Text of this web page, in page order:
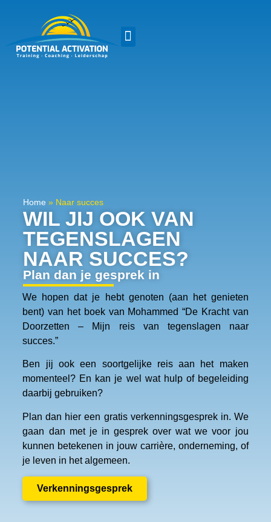
Home » Naar succes
WIL JIJ OOK VAN
TEGENSLAGEN
NAAR SUCCES?
Plan dan je gesprek in
We hopen dat je hebt genoten (aan het genieten
bent) van het boek van Mohammed “De Kracht van
Doorzetten – Mijn reis van tegenslagen naar
succes.”
Ben jij ook een soortgelijke reis aan het maken
momenteel? En kan je wel wat hulp of begeleiding
daarbij gebruiken?
Plan dan hier een gratis verkenningsgesprek in. We
gaan dan met je in gesprek over wat we voor jou
kunnen betekenen in jouw carrière, onderneming, of
je leven in het algemeen.
Verkenningsgesprek